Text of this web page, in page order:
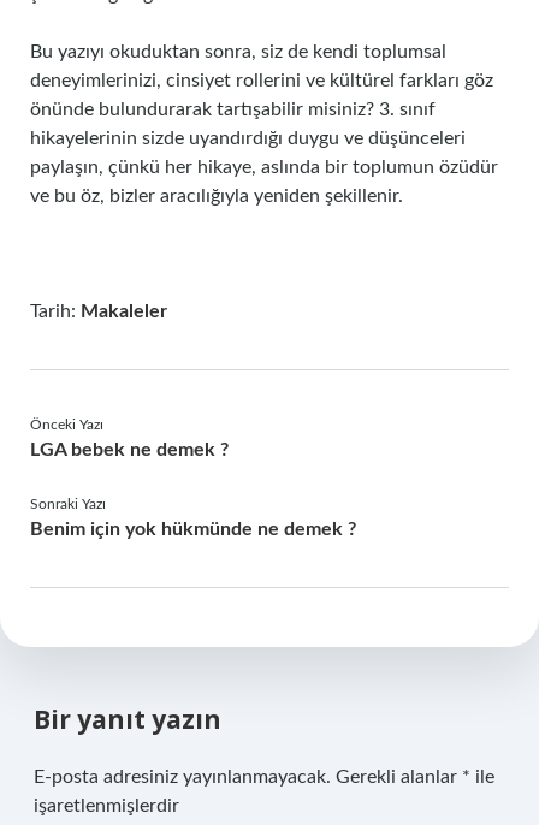
Bu yazıyı okuduktan sonra, siz de kendi toplumsal
deneyimlerinizi, cinsiyet rollerini ve kültürel farkları göz
önünde bulundurarak tartışabilir misiniz? 3. sınıf
hikayelerinin sizde uyandırdığı duygu ve düşünceleri
paylaşın, çünkü her hikaye, aslında bir toplumun özüdür
ve bu öz, bizler aracılığıyla yeniden şekillenir.
Tarih: Makaleler
Önceki Yazı
LGA bebek ne demek ?
Sonraki Yazı
Benim için yok hükmünde ne demek ?
Bir yanıt yazın
E-posta adresiniz yayınlanmayacak. Gerekli alanlar * ile
işaretlenmişlerdir